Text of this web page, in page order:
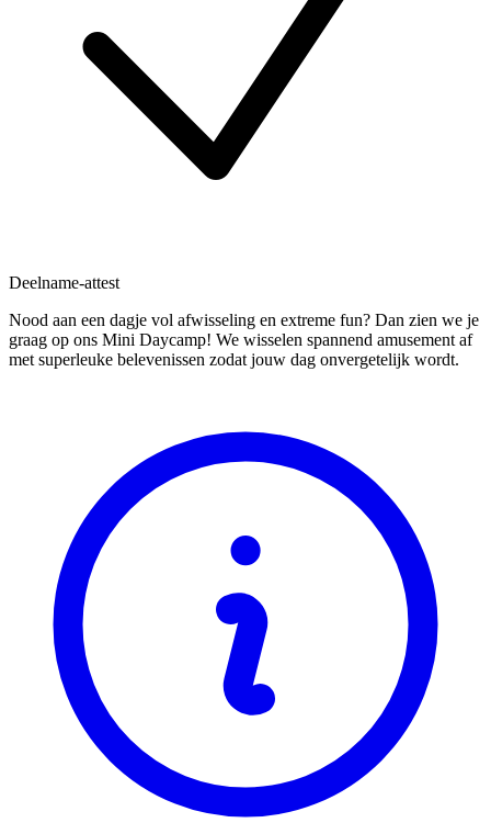
Deelname-attest
Nood aan een dagje vol afwisseling en extreme fun? Dan zien we je
graag op ons Mini Daycamp! We wisselen spannend amusement af
met superleuke belevenissen zodat jouw dag onvergetelijk wordt.